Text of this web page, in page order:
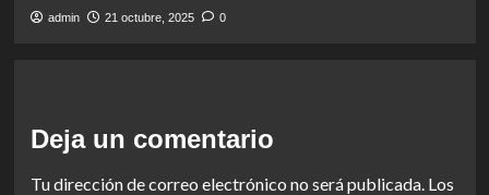
admin 21 octubre, 2025 0
Deja un comentario
Tu dirección de correo electrónico no será publicada. Los